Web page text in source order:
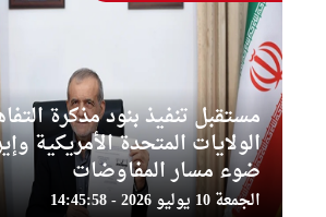
مستقبل تنفيذ بنود مذكرة
الولايات المتحدة الأمريكية
ضوء مسار المفاوضات
الجمعة 10 يوليو 2026 - 14:45:58